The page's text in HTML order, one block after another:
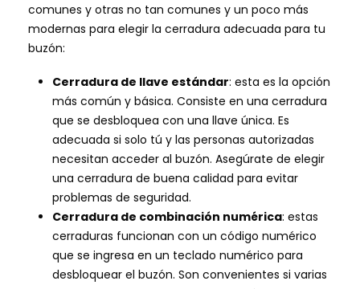
comunes y otras no tan comunes y un poco más
modernas para elegir la cerradura adecuada para tu
buzón:
Cerradura de llave estándar: esta es la opción
más común y básica. Consiste en una cerradura
que se desbloquea con una llave única. Es
adecuada si solo tú y las personas autorizadas
necesitan acceder al buzón. Asegúrate de elegir
una cerradura de buena calidad para evitar
problemas de seguridad.
Cerradura de combinación numérica: estas
cerraduras funcionan con un código numérico
que se ingresa en un teclado numérico para
desbloquear el buzón. Son convenientes si varias